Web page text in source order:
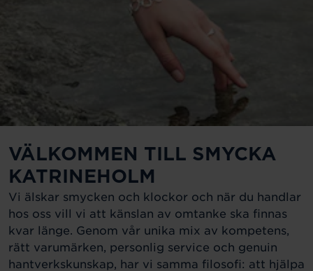
VÄLKOMMEN TILL SMYCKA
KATRINEHOLM
Vi älskar smycken och klockor och när du handlar
hos oss vill vi att känslan av omtanke ska finnas
kvar länge. Genom vår unika mix av kompetens,
rätt varumärken, personlig service och genuin
hantverkskunskap, har vi samma filosofi: att hjälpa